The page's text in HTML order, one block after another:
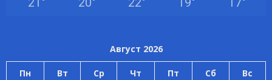
Август 2026
Пн Вт Ср Чт Пт Сб Вс